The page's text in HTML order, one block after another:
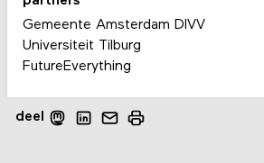
deel
Gemeente Amsterdam DIVV
Universiteit Tilburg
FutureEverything